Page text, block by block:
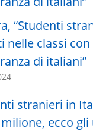
“Studenti
nelle classi con
di italiani”